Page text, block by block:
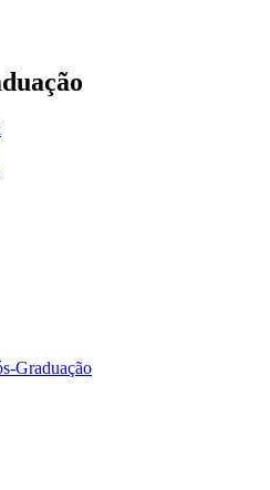
Graduação